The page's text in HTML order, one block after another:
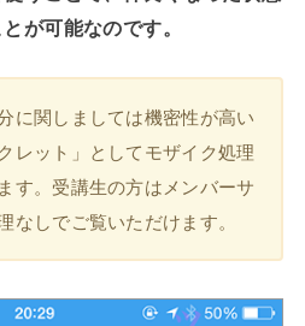
が可能なのです。
に関しましては機密性が高い
レット」としてモザイク処理
す。受講生の方はメンバーサ
なしでご覧いただけます。